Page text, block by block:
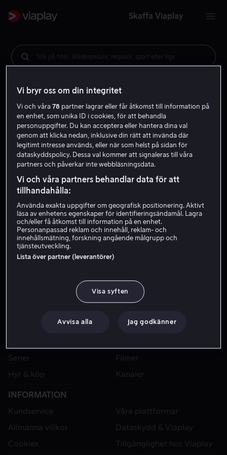
Skaffa Viaplay
Sök på titel, skådespelare, regissör, sport eller liga
Serier
Filmer
Hyr & köp
Kanaler
INFORMATION
Kundservice
Våra plattformar
Allmänna villkor
Dataskydd & Viaplay
Cookies
Tillgänglighet hos Viaplay
Vi bryr oss om din integritet
Vi och våra78 partner lagrar eller får åtkomst till information på
en enhet, som unika ID i cookies, för att behandla
personuppgifter. Du kan acceptera eller hantera dina val
genom att klicka nedan, inklusive din rätt att invända där
legitimt intresse används, eller när som helst på sidan för
dataskyddspolicy. Dessa val kommer att signaleras till våra
partners och påverkar inte webbläsningsdata.
Vi och våra partners behandlar data för att
tillhandahålla:
Använda exakta uppgifter om geografisk positionering. Aktivt
läsa av enhetens egenskaper för identifieringsändamål. Lagra
och/eller få åtkomst till information på en enhet.
Personanpassad reklam och innehåll, reklam- och
innehållsmätning, forskning angående målgrupp och
tjänsteutveckling.
Lista över partner (leverantörer)
Visa syften
Avvisa alla Jag godkänner